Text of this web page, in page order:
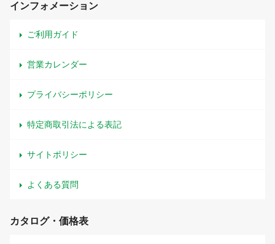
インフォメーション
ご利用ガイド
営業カレンダー
プライバシーポリシー
特定商取引法による表記
サイトポリシー
よくある質問
カタログ・価格表